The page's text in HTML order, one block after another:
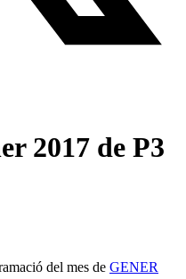
2017 de P3
del mes de GENER